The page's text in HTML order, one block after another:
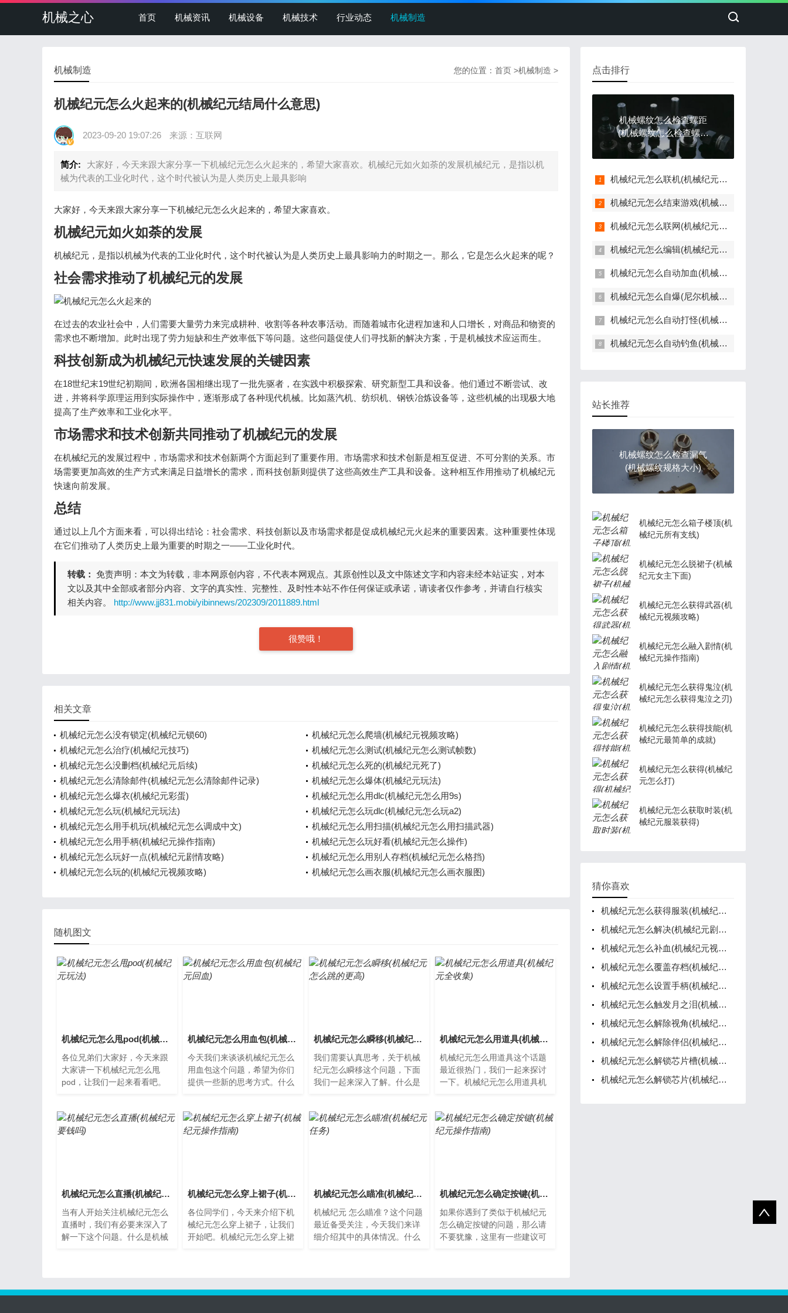
机械之心 首页 机械资讯 机械设备 机械技术 行业动态 机械制造
您的位置： 首页 >机械制造 >
机械制造
机械纪元怎么火起来的(机械纪元结局什么意思)
2023-09-20 19:07:26 来源：互联网
简介:
大家好，今天来跟大家分享一下机械纪元怎么火起来的，希望大家喜欢。机械纪元如火如荼的发展机械纪元，是指以机
械为代表的工业化时代，这个时代被认为是人类历史上最具影响
大家好，今天来跟大家分享一下机械纪元怎么火起来的，希望大家喜欢。
机械纪元如火如荼的发展
机械纪元，是指以机械为代表的工业化时代，这个时代被认为是人类历史上最具影响力的时期之一。那么，它是怎么火起来的呢？
社会需求推动了机械纪元的发展
在过去的农业社会中，人们需要大量劳力来完成耕种、收割等各种农事活动。而随着城市化进程加速和人口增长，对商品和物资的
需求也不断增加。此时出现了劳力短缺和生产效率低下等问题。这些问题促使人们寻找新的解决方案，于是机械技术应运而生。
科技创新成为机械纪元快速发展的关键因素
在18世纪末19世纪初期间，欧洲各国相继出现了一批先驱者，在实践中积极探索、研究新型工具和设备。他们通过不断尝试、改
进，并将科学原理运用到实际操作中，逐渐形成了各种现代机械。比如蒸汽机、纺织机、钢铁冶炼设备等，这些机械的出现极大地
提高了生产效率和工业化水平。
市场需求和技术创新共同推动了机械纪元的发展
在机械纪元的发展过程中，市场需求和技术创新两个方面起到了重要作用。市场需求和技术创新是相互促进、不可分割的关系。市
场需要更加高效的生产方式来满足日益增长的需求，而科技创新则提供了这些高效生产工具和设备。这种相互作用推动了机械纪元
快速向前发展。
总结
通过以上几个方面来看，可以得出结论：社会需求、科技创新以及市场需求都是促成机械纪元火起来的重要因素。这种重要性体现
在它们推动了人类历史上最为重要的时期之一——工业化时代。
转载： 免责声明：本文为转载，非本网原创内容，不代表本网观点。其原创性以及文中陈述文字和内容未经本站证实，对本
文以及其中全部或者部分内容、文字的真实性、完整性、及时性本站不作任何保证或承诺，请读者仅作参考，并请自行核实
相关内容。 http://www.jj831.mobi/yibinnews/202309/2011889.html
很赞哦！
相关文章
机械纪元怎么没有锁定(机械纪元锁60)
机械纪元怎么爬墙(机械纪元视频攻略)
机械纪元怎么治疗(机械纪元技巧)
机械纪元怎么测试(机械纪元怎么测试帧数)
机械纪元怎么没删档(机械纪元后续)
机械纪元怎么死的(机械纪元死了)
机械纪元怎么清除邮件(机械纪元怎么清除邮件记录)
机械纪元怎么爆体(机械纪元玩法)
机械纪元怎么爆衣(机械纪元彩蛋)
机械纪元怎么用dlc(机械纪元怎么用9s)
机械纪元怎么玩(机械纪元玩法)
机械纪元怎么玩dlc(机械纪元怎么玩a2)
机械纪元怎么用手机玩(机械纪元怎么调成中文)
机械纪元怎么用扫描(机械纪元怎么用扫描武器)
机械纪元怎么用手柄(机械纪元操作指南)
机械纪元怎么玩好看(机械纪元怎么操作)
机械纪元怎么玩好一点(机械纪元剧情攻略)
机械纪元怎么用别人存档(机械纪元怎么格挡)
机械纪元怎么玩的(机械纪元视频攻略)
机械纪元怎么画衣服(机械纪元怎么画衣服图)
随机图文
机械纪元怎么甩pod(机械纪元玩法)
各位兄弟们大家好，今天来跟
大家讲一下机械纪元怎么甩
pod，让我们一起来看看吧。
机...
机械纪元怎么用血包(机械纪元回血)
今天我们来谈谈机械纪元怎么
用血包这个问题，希望为你们
提供一些新的思考方式。什么
在...
机械纪元怎么瞬移(机械纪元怎么跳的更高)
我们需要认真思考，关于机械
纪元怎么瞬移这个问题，下面
我们一起来深入了解。什么是
扮...
机械纪元怎么用道具(机械纪元全收集)
机械纪元怎么用道具这个话题
最近很热门，我们一起来探讨
一下。机械纪元怎么用道具机
家...
机械纪元怎么直播(机械纪元要钱吗)
当有人开始关注机械纪元怎么
直播时，我们有必要来深入了
解一下这个问题。什么是机械
机械纪元怎么穿上裙子(机械纪元操作指南)
各位同学们，今天来介绍下机
械纪元怎么穿上裙子，让我们
开始吧。机械纪元怎么穿上裙
机械纪元怎么瞄准(机械纪元任务)
机械纪元 怎么瞄准？这个问题
最近备受关注，今天我们来详
细介绍其中的具体情况。什么
机械纪元怎么确定按键(机械纪元操作指南)
如果你遇到了类似于机械纪元
怎么确定按键的问题，那么请
不要犹豫，这里有一些建议可
点击排行
机械螺纹怎么检查螺距
(机械螺纹怎么检查螺距
是否正常)
机械纪元怎么联机(机械纪元联动)
机械纪元怎么结束游戏(机械纪元保存)
机械纪元怎么联网(机械纪元联网有什么意义)
机械纪元怎么编辑(机械纪元操作指南)
机械纪元怎么自动加血(机械纪元连招)
机械纪元怎么自爆(尼尔机械纪元怎么自爆)
机械纪元怎么自动打怪(机械纪元如何自爆)
机械纪元怎么自动钓鱼(机械纪元自动攻击设置)
站长推荐
机械螺纹怎么检查漏气
(机械螺纹规格大小)
机械纪元怎么箱子楼顶(机
械纪元所有支线)
机械纪元怎么脱裙子(机械
纪元女主下面)
机械纪元怎么获得武器(机
械纪元视频攻略)
机械纪元怎么融入剧情(机
械纪元操作指南)
机械纪元怎么获得鬼泣(机
械纪元怎么获得鬼泣之刃)
机械纪元怎么获得技能(机
械纪元最简单的成就)
机械纪元怎么获得(机械纪
元怎么打)
机械纪元怎么获取时装(机
械纪元服装获得)
猜你喜欢
机械纪元怎么获得服装(机械纪元玩法)
机械纪元怎么解决(机械纪元剧情攻略)
机械纪元怎么补血(机械纪元视频攻略)
机械纪元怎么覆盖存档(机械纪元怎么覆盖存档上)
机械纪元怎么设置手柄(机械纪元调试菜单)
机械纪元怎么触发月之泪(机械纪元序章怎么过)
机械纪元怎么解除视角(机械纪元调试菜单)
机械纪元怎么解除伴侣(机械纪元联机)
机械纪元怎么解锁芯片槽(机械纪元自动拾取芯片在哪)
机械纪元怎么解锁芯片(机械纪元怎么装备芯片)